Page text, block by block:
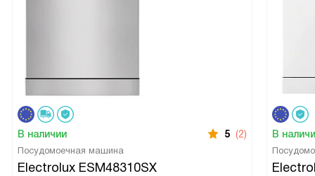
В наличии 5 (2)
Посудомоечная машина
Electrolux ESM48310SX
В